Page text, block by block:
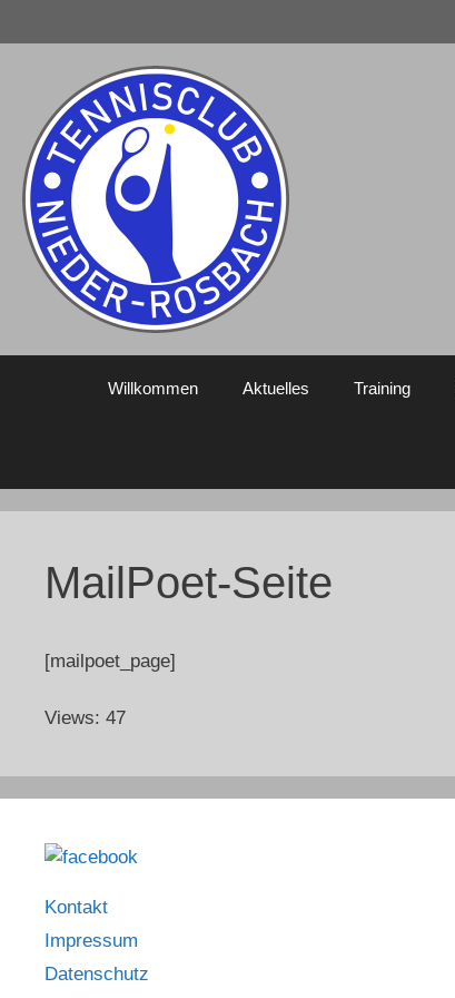
Inhalt
Willkommen Aktuelles Training
MailPoet-Seite
[mailpoet_page]
Views: 47
Kontakt
Impressum
Datenschutz